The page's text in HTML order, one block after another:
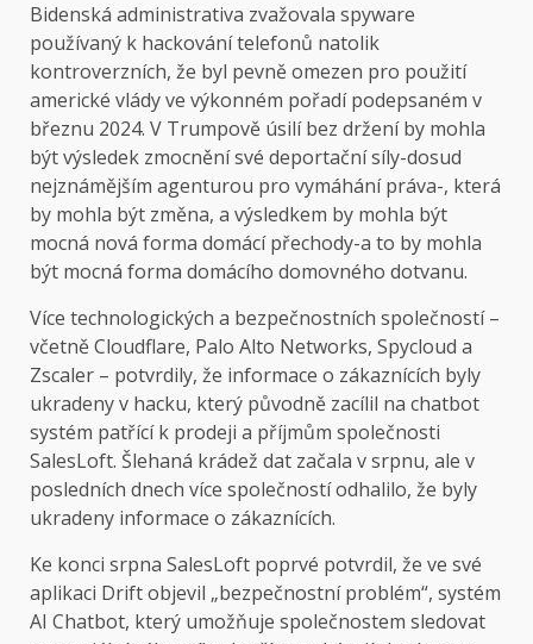
Bidenská administrativa zvažovala spyware
používaný k hackování telefonů natolik
kontroverzních, že byl pevně omezen pro použití
americké vlády ve výkonném pořadí podepsaném v
březnu 2024. V Trumpově úsilí bez držení by mohla
být výsledek zmocnění své deportační síly-dosud
nejznámějším agenturou pro vymáhání práva-, která
by mohla být změna, a výsledkem by mohla být
mocná nová forma domácí přechody-a to by mohla
být mocná forma domácího domovného dotvanu.
Více technologických a bezpečnostních společností –
včetně Cloudflare, Palo Alto Networks, Spycloud a
Zscaler – potvrdily, že informace o zákaznících byly
ukradeny v hacku, který původně zacílil na chatbot
systém patřící k prodeji a příjmům společnosti
SalesLoft. Šlehaná krádež dat začala v srpnu, ale v
posledních dnech více společností odhalilo, že byly
ukradeny informace o zákaznících.
Ke konci srpna SalesLoft poprvé potvrdil, že ve své
aplikaci Drift objevil „bezpečnostní problém“, systém
AI Chatbot, který umožňuje společnostem sledovat